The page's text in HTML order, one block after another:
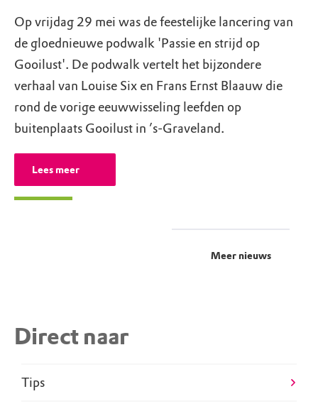
Op vrijdag 29 mei was de feestelijke lancering van
de gloednieuwe podwalk 'Passie en strijd op
Gooilust'. De podwalk vertelt het bijzondere
verhaal van Louise Six en Frans Ernst Blaauw die
rond de vorige eeuwwisseling leefden op
buitenplaats Gooilust in ’s-Graveland.
Lees meer
Meer nieuws
Direct naar
Tips